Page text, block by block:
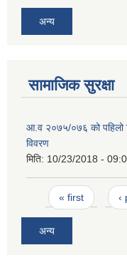
अन्य
सामाजिक सुरक्षा
आ.व २०७५/०७६ को पहिलो
विवरण
मिति: 10/23/2018 -
Pages
« first ‹
अन्य